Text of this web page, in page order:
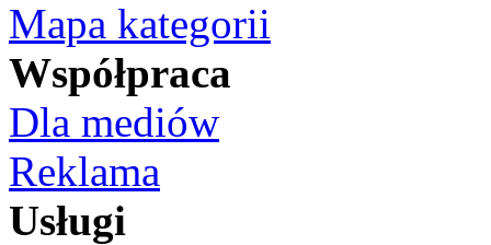
Mapa kategorii
Współpraca
Dla mediów
Reklama
Usługi